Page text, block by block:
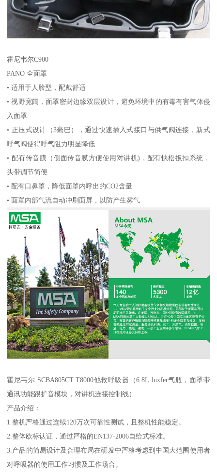
霍尼韦尔C900
PANO 全面罩
• 适用于人脸型，配戴舒适
• 视野宽阔，面罩密封边缘双层设计，避免环境中的有毒有害气体侵
入面罩
• 正压式设计（3毫巴），通过快速插入式接口与供气阀连接，新式
呼气阀使得呼气阻力明显降低
• 配有传音膜（侧面传音膜方便使用对讲机)，配有快松扳扣系统，
头带调节简便
• 配有口鼻罩，降低面罩内呼出的CO2含量
• 面罩内部气流自动冲刷面屏，以防产生雾气
霍尼韦尔 SCBA805CT T8000他救呼吸器（6.8L luxfer气瓶，面罩带
通讯功能跟扩音模块，对讲机连接控制线）
产品介绍：
1.整机严格通过连续120万次可靠性测试，且整机性能稳定。
2.整体欧标认证，通过严格的EN137-2006自给式标准。
3.产品的简易设计及合理布局在研发中严格考虑到中国大范围使用者
对呼吸器的使用工作习惯及工作场合。